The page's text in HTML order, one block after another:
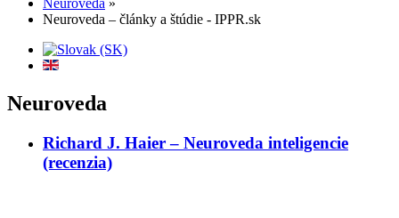
Neuroveda »
Neuroveda – články a štúdie - IPPR.sk
Neuroveda
Richard J. Haier – Neuroveda inteligencie
(recenzia)